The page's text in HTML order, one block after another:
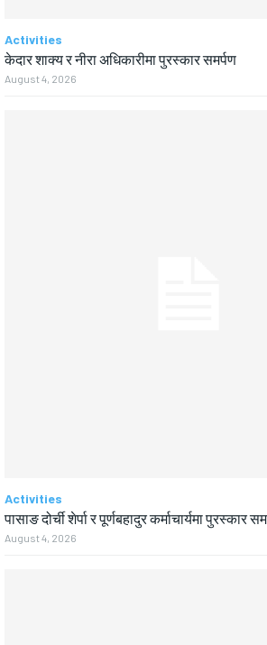
Activities
केदार शाक्य र नीरा अधिकारीमा पुरस्कार समर्पण
August 4, 2026
Activities
पासाङ दोर्ची शेर्पा र पूर्णबहादुर कर्माचार्यमा पुरस्कार
August 4, 2026